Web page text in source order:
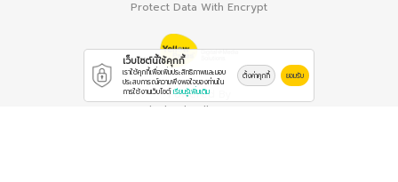
Protect Data With Encrypt
Powered By
Thailand YellowPages
เว็บไซต์นี้ใช้คุกกี้
เราใช้คุกกี้เพื่อเพิ่มประสิทธิภาพและมอบ
ประสบการณ์ความพึงพอใจของท่านใน
การใช้งานเว็บไซต์เรียนรู้เพิ่มเติม
ตั้งค่าคุกกี้ ยอมรับ